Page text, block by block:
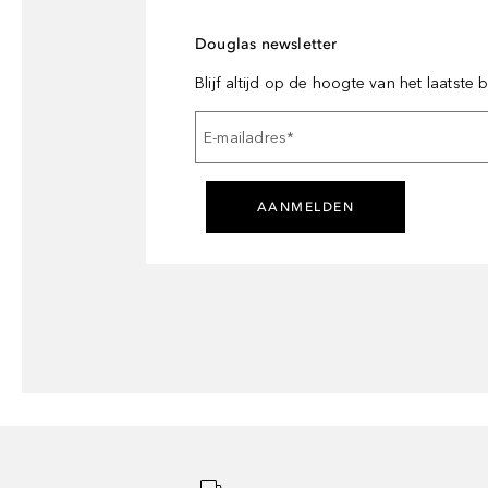
Douglas newsletter
Blijf altijd op de hoogte van het laatste
E-mailadres*
AANMELDEN